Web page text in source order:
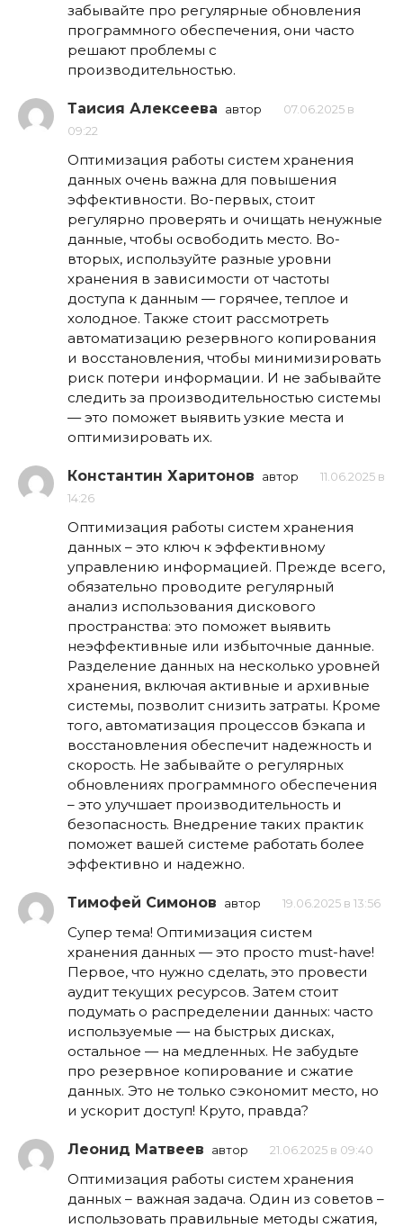
забывайте про регулярные обновления
программного обеспечения, они часто
решают проблемы с
производительностью.
Таисия Алексеева автор
07.06.2025 в
09:22
Оптимизация работы систем хранения
данных очень важна для повышения
эффективности. Во-первых, стоит
регулярно проверять и очищать ненужные
данные, чтобы освободить место. Во-
вторых, используйте разные уровни
хранения в зависимости от частоты
доступа к данным — горячее, теплое и
холодное. Также стоит рассмотреть
автоматизацию резервного копирования
и восстановления, чтобы минимизировать
риск потери информации. И не забывайте
следить за производительностью системы
— это поможет выявить узкие места и
оптимизировать их.
Константин Харитонов автор
11.06.2025 в
14:26
Оптимизация работы систем хранения
данных – это ключ к эффективному
управлению информацией. Прежде всего,
обязательно проводите регулярный
анализ использования дискового
пространства: это поможет выявить
неэффективные или избыточные данные.
Разделение данных на несколько уровней
хранения, включая активные и архивные
системы, позволит снизить затраты. Кроме
того, автоматизация процессов бэкапа и
восстановления обеспечит надежность и
скорость. Не забывайте о регулярных
обновлениях программного обеспечения
– это улучшает производительность и
безопасность. Внедрение таких практик
поможет вашей системе работать более
эффективно и надежно.
Тимофей Симонов автор 19.06.2025 в 13:56
Супер тема! Оптимизация систем
хранения данных — это просто must-have!
Первое, что нужно сделать, это провести
аудит текущих ресурсов. Затем стоит
подумать о распределении данных: часто
используемые — на быстрых дисках,
остальное — на медленных. Не забудьте
про резервное копирование и сжатие
данных. Это не только сэкономит место, но
и ускорит доступ! Круто, правда?
Леонид Матвеев автор 21.06.2025 в 09:40
Оптимизация работы систем хранения
данных – важная задача. Один из советов –
использовать правильные методы сжатия,